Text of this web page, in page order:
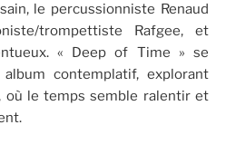
le percussionniste Renaud
trompettiste Rafgee, et
« Deep of Time » se
contemplatif, explorant
où le temps semble ralentir et